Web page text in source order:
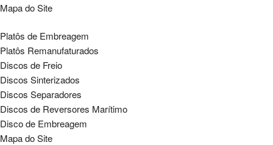
Mapa do Site
Platôs de Embreagem
Platôs Remanufaturados
Discos de Freio
Discos Sinterizados
Discos Separadores
Discos de Reversores Marítimo
Disco de Embreagem
Mapa do Site